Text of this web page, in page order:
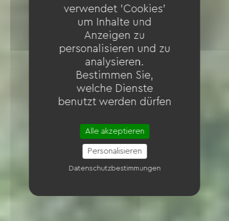
verwendet 'Cookies'
um Inhalte und
Anzeigen zu
personalisieren und zu
analysieren.
Bestimmen Sie,
welche Dienste
benutzt werden dürfen
Alle akzeptieren
Personalisieren
Datenschutzbestimmungen